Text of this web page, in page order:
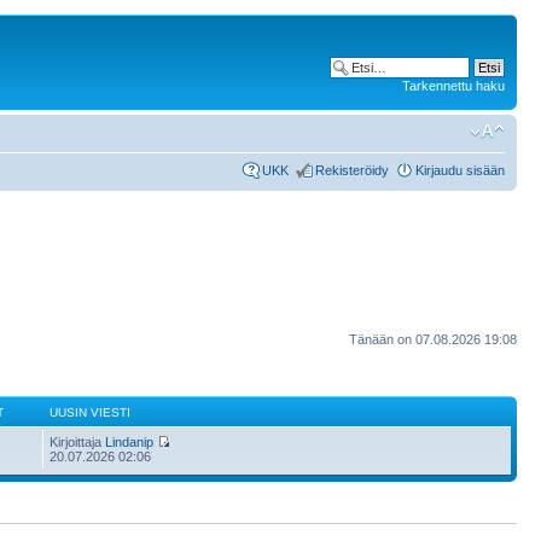
Tarkennettu haku
UKK Rekisteröidy Kirjaudu sisään
Tänään on 07.08.2026 19:08
UUSIN VIESTI
Kirjoittaja Lindanip
20.07.2026 02:06